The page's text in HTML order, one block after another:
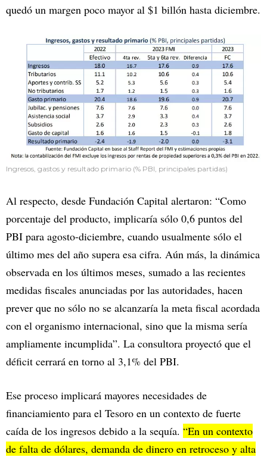
quedó un margen poco mayor al $1 billón hasta diciembre.
Ingresos, gastos y resultado primario (% PBI, principales partidas)
Al respecto, desde Fundación Capital alertaron: “Como
porcentaje del producto, implicaría sólo 0,6 puntos del
PBI para agosto-diciembre, cuando usualmente sólo el
último mes del año supera esa cifra. Aún más, la dinámica
observada en los últimos meses, sumado a las recientes
medidas fiscales anunciadas por las autoridades, hacen
prever que no sólo no se alcanzaría la meta fiscal acordada
con el organismo internacional, sino que la misma sería
ampliamente incumplida”. La consultora proyectó que el
déficit cerrará en torno al 3,1% del PBI.
Ese proceso implicará mayores necesidades de
financiamiento para el Tesoro en un contexto de fuerte
caída de los ingresos debido a la sequía. “En un contexto
de falta de dólares, demanda de dinero en retroceso y alta